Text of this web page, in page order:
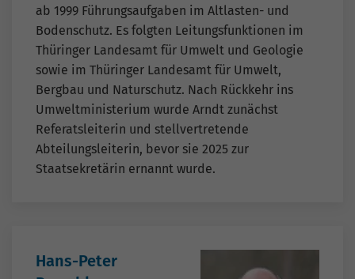
ab 1999 Führungsaufgaben im Altlasten- und
Bodenschutz. Es folgten Leitungsfunktionen im
Thüringer Landesamt für Umwelt und Geologie
sowie im Thüringer Landesamt für Umwelt,
Bergbau und Naturschutz. Nach Rückkehr ins
Umweltministerium wurde Arndt zunächst
Referatsleiterin und stellvertretende
Abteilungsleiterin, bevor sie 2025 zur
Staatsekretärin ernannt wurde.
Hans-Peter